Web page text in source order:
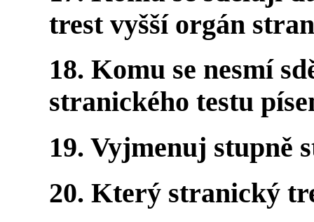
trest vyšší orgán
18. Komu se nesmí
stranického testu
19. Vyjmenuj stupně
20. Který stranický